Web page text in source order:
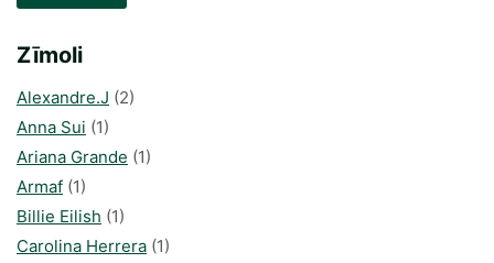
Zīmoli
Alexandre.J (2)
Anna Sui (1)
Ariana Grande (1)
Armaf (1)
Billie Eilish (1)
Carolina Herrera (1)